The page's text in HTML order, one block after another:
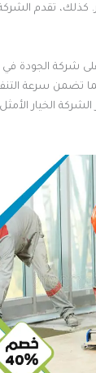
كذلك، تقدم
على شركة الجودة
تضمن سرعة
الخيار